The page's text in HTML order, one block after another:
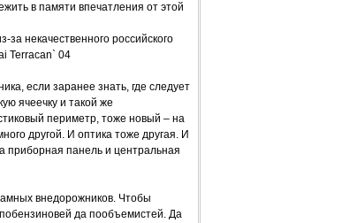
в памяти впечатления от этой
некачественного российского
Terracan` 04
если заранее знать, где следует
ячеечку и такой же
периметр, тоже новый – на
другой. И оптика тоже другая. И
панель и центральная
внедорожников. Чтобы
да пообъемистей. Да